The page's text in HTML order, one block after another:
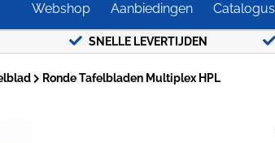
Webshop Aanbiedingen Catalogus
SNELLE LEVERTIJDEN
Ronde Tafelbladen Multiplex HPL